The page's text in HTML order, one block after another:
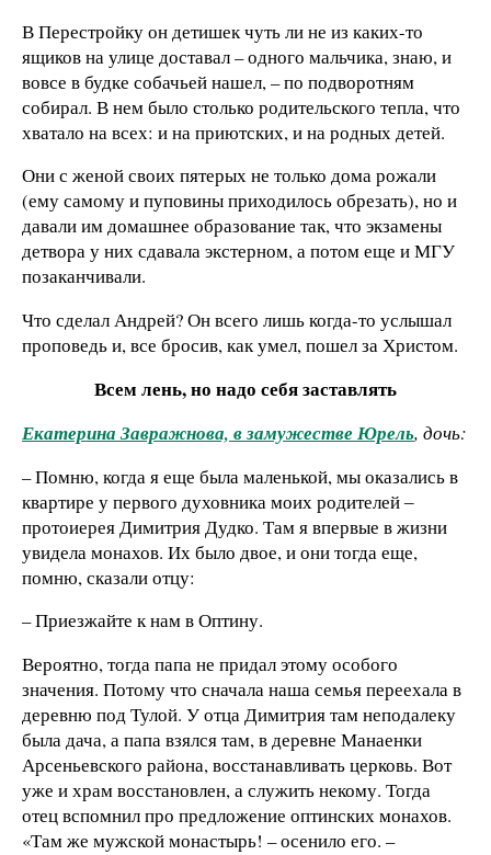
В Перестройку он детишек чуть ли не из каких-то
ящиков на улице доставал – одного мальчика, знаю, и
вовсе в будке собачьей нашел, – по подворотням
собирал. В нем было столько родительского тепла, что
хватало на всех: и на приютских, и на родных детей.
Они с женой своих пятерых не только дома рожали
(ему самому и пуповины приходилось обрезать), но и
давали им домашнее образование так, что экзамены
детвора у них сдавала экстерном, а потом еще и МГУ
позаканчивали.
Что сделал Андрей? Он всего лишь когда-то услышал
проповедь и, все бросив, как умел, пошел за Христом.
Всем лень, но надо себя заставлять
Екатерина Завражнова, в замужестве Юрель, дочь:
– Помню, когда я еще была маленькой, мы оказались в
квартире у первого духовника моих родителей ‒
протоиерея Димитрия Дудко. Там я впервые в жизни
увидела монахов. Их было двое, и они тогда еще,
помню, сказали отцу:
– Приезжайте к нам в Оптину.
Вероятно, тогда папа не придал этому особого
значения. Потому что сначала наша семья переехала в
деревню под Тулой. У отца Димитрия там неподалеку
была дача, а папа взялся там, в деревне Манаенки
Арсеньевского района, восстанавливать церковь. Вот
уже и храм восстановлен, а служить некому. Тогда
отец вспомнил про предложение оптинских монахов.
«Там же мужской монастырь! – осенило его. –